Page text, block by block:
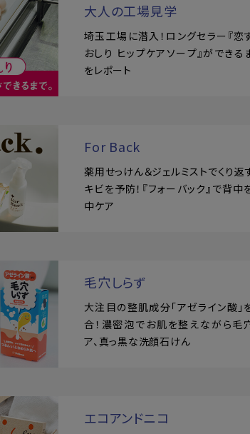
大人の工場見学
埼玉工場に潜入！ロングセラー『恋
おしり ヒップケアソープ』ができる
をレポート
For Back
薬用せっけん＆ジェルミストでくり返
キビを予防！『フォーバック』で背中
中ケア
毛穴しらず
大注目の整肌成分「アゼライン酸」
合！濃密泡でお肌を整えながら毛
ア、真っ黒な洗顔石けん
エコアンドニコ